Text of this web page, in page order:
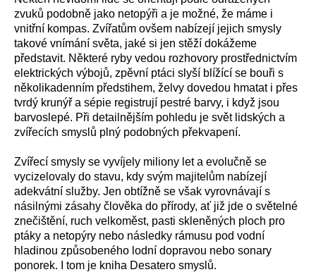
zvuků podobně jako netopýři a je možné, že máme i
vnitřní kompas. Zvířatům ovšem nabízejí jejich smysly
takové vnímání světa, jaké si jen stěží dokážeme
představit. Některé ryby vedou rozhovory prostřednictvím
elektrických výbojů, zpěvní ptáci slyší blížící se bouři s
několikadenním předstihem, želvy dovedou hmatat i přes
tvrdý krunýř a sépie registrují pestré barvy, i když jsou
barvoslepé. Při detailnějším pohledu je svět lidských a
zvířecích smyslů plný podobných překvapení.
Zvířecí smysly se vyvíjely miliony let a evolučně se
vycizelovaly do stavu, kdy svým majitelům nabízejí
adekvátní služby. Jen obtížně se však vyrovnávají s
násilnými zásahy člověka do přírody, ať již jde o světelné
znečištění, ruch velkoměst, pasti skleněných ploch pro
ptáky a netopýry nebo následky rámusu pod vodní
hladinou způsobeného lodní dopravou nebo sonary
ponorek. I tom je kniha Desatero smyslů.